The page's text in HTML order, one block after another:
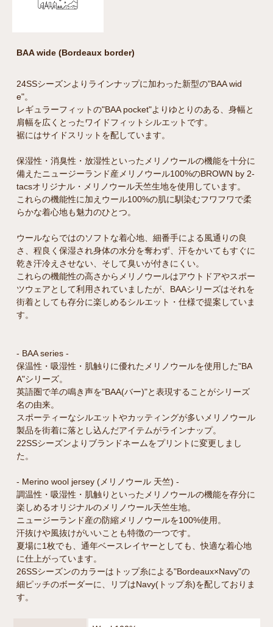
BAA wide (Bordeaux border)
24SSシーズンよりラインナップに加わった新型の"BAA wid
e"。
レギュラーフィットの"BAA pocket"よりゆとりのある、身幅と
肩幅を広くとったワイドフィットシルエットです。
裾にはサイドスリットを配しています。
保湿性・消臭性・放湿性といったメリノウールの機能を十分に
備えたニュージーランド産メリノウール100%のBROWN by 2-
tacsオリジナル・メリノウール天竺生地を使用しています。
これらの機能性に加えウール100%の肌に馴染むフワフワで柔
らかな着心地も魅力のひとつ。
ウールならではのソフトな着心地、細番手による風通りの良
さ、程良く保湿され身体の水分を奪わず、汗をかいてもすぐに
乾き汗冷えさせない、そして臭いが付きにくい。
これらの機能性の高さからメリノウールはアウトドアやスポー
ツウェアとして利用されていましたが、BAAシリーズはそれを
街着としても存分に楽しめるシルエット・仕様で提案していま
す。
- BAA series -
保温性・吸湿性・肌触りに優れたメリノウールを使用した"BA
A"シリーズ。
英語圏で羊の鳴き声を"BAA(バー)"と表現することがシリーズ
名の由来。
スポーティーなシルエットやカッティングが多いメリノウール
製品を街着に落とし込んだアイテムがラインナップ。
22SSシーズンよりブランドネームをプリントに変更しまし
た。
- Merino wool jersey (メリノウール 天竺) -
調温性・吸湿性・肌触りといったメリノウールの機能を存分に
楽しめるオリジナルのメリノウール天竺生地。
ニュージーランド産の防縮メリノウールを100%使用。
汗抜けや風抜けがいいことも特徴の一つです。
夏場に1枚でも、通年ベースレイヤーとしても、快適な着心地
に仕上がっています。
26SSシーズンのカラーはトップ糸による"Bordeaux×Navy"の
細ピッチのボーダーに、リブはNavy(トップ糸)を配しておりま
す。